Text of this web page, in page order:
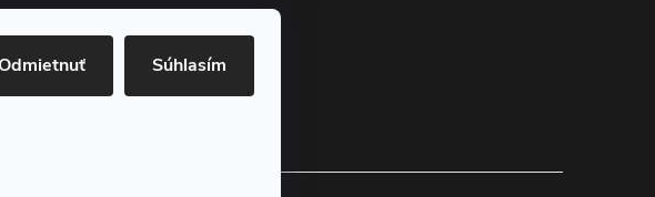
Súhlasím